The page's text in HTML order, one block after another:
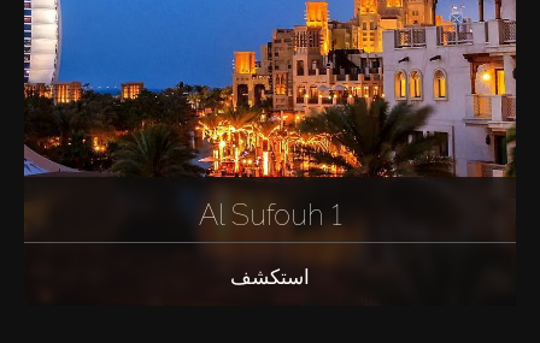
Al Sufouh 1
استكشف